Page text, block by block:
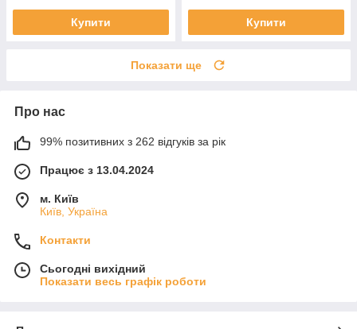
Купити Купити
Показати ще
Про нас
99% позитивних з 262 відгуків за рік
Працює з 13.04.2024
м. Київ
Київ, Україна
Контакти
Сьогодні вихідний
Показати весь графік роботи